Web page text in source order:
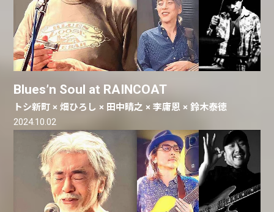
Blues’n Soul at RAINCOAT
トシ新町 × 畑ひろし × 田中晴之 × 李庸恩 × 鈴木泰徳
2024.10.02